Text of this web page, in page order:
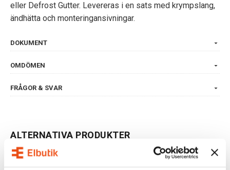
eller Defrost Gutter. Levereras i en sats med krympslang,
ändhätta och monteringansivningar.
DOKUMENT
OMDÖMEN
FRÅGOR & SVAR
ALTERNATIVA PRODUKTER